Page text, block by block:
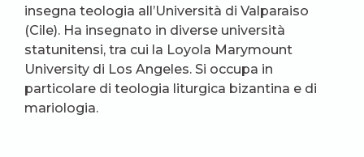
insegna teologia all’Università di Valparaiso
(Cile). Ha insegnato in diverse università
statunitensi, tra cui la Loyola Marymount
University di Los Angeles. Si occupa in
particolare di teologia liturgica bizantina e di
mariologia.